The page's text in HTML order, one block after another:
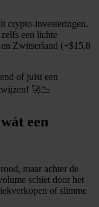
crypto-investeringen.
een lichte
Zwitserland (+$15,8
of juist een
🚀📉
een
maar achter de
schiet door het
of slimme